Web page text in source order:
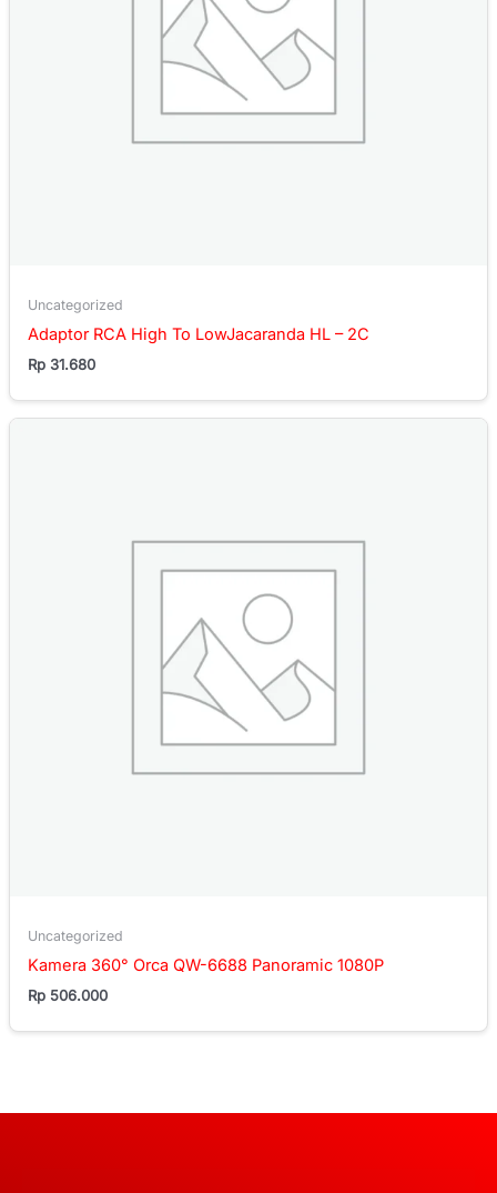
Uncategorized
Adaptor RCA High To LowJacaranda HL – 2C
Rp 31.680
Uncategorized
Kamera 360° Orca QW-6688 Panoramic 1080P
Rp 506.000